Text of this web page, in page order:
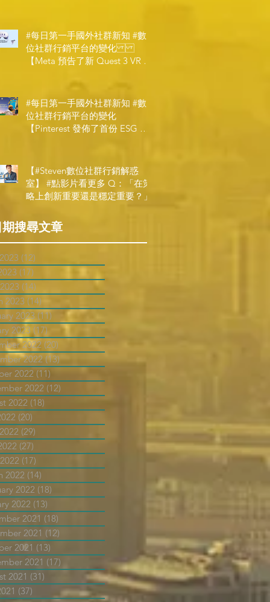
#每日第一手國外社群新知 #數
位社群行銷平台的變化
【Meta 預告了新 Quest 3 VR 耳
#每日第一手國外社群新知 #數
位社群行銷平台的變化
【Pinterest 發佈了首份 ESG 報
【#Steven數位社群行銷解惑
室】 #點影片看更多​ Q：「在策
略上創新重要還是穩定重要？」
搜尋文章
(12)
(17)
(14)
2023 (14)
2023 (11) 11 posts
2023 (17) 17 posts
2022 (20)
2022 (13)13 posts
2022 (11) 11 posts
2022 (12)
2022 (18)
(20)
(29)
(27)
(17)
2022 (14)
2022 (18)
2022 (13)
2021 (18)
2021 (12)
2021 (13)
2021 (17)
2021 (31)
(37) 37 posts